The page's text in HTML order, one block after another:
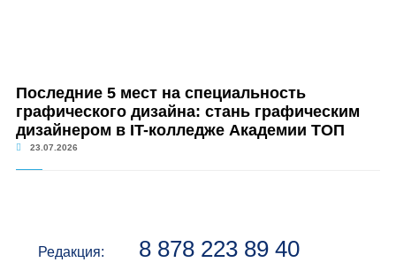
Последние 5 мест на специальность
графического дизайна: стань графическим
дизайнером в IT-колледже Академии ТОП
23.07.2026
Редакция: 8 878 223 89 40